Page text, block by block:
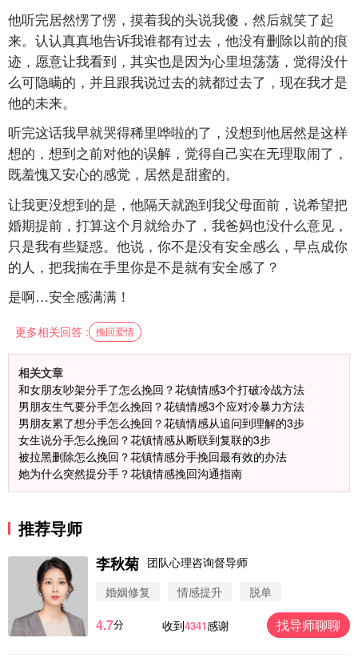
他听完居然愣了愣，摸着我的头说我傻，然后就笑了起
来。认认真真地告诉我谁都有过去，他没有删除以前的痕
迹，愿意让我看到，其实也是因为心里坦荡荡，觉得没什
么可隐瞒的，并且跟我说过去的就都过去了，现在我才是
他的未来。
听完这话我早就哭得稀里哗啦的了，没想到他居然是这样
想的，想到之前对他的误解，觉得自己实在无理取闹了，
既羞愧又安心的感觉，居然是甜蜜的。
让我更没想到的是，他隔天就跑到我父母面前，说希望把
婚期提前，打算这个月就给办了，我爸妈也没什么意见，
只是我有些疑惑。他说，你不是没有安全感么，早点成你
的人，把我揣在手里你是不是就有安全感了？
是啊…安全感满满！
更多相关回答 : 挽回爱情
相关文章
和女朋友吵架分手了怎么挽回？花镇情感3个打破冷战方法
男朋友生气要分手怎么挽回？花镇情感3个应对冷暴力方法
男朋友累了想分手怎么挽回？花镇情感从追问到理解的3步
女生说分手怎么挽回？花镇情感从断联到复联的3步
被拉黑删除怎么挽回？花镇情感分手挽回最有效的办法
她为什么突然提分手？花镇情感挽回沟通指南
推荐导师
李秋菊 团队心理咨询督导师
婚姻修复
情感提升 脱单
4.7分 收到4341感谢 找导师聊聊